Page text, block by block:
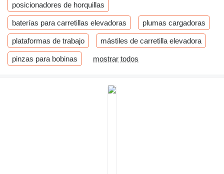
posicionadores de horquillas
baterías para carretillas elevadoras plumas cargadoras
plataformas de trabajo mástiles de carretilla elevadora
pinzas para bobinas mostrar todos